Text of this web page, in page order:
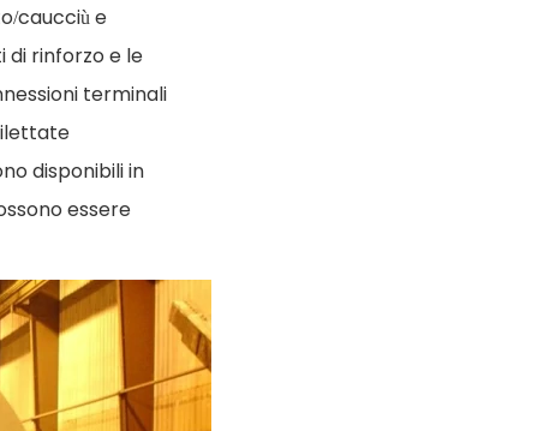
caucciù e
di rinforzo e le
terminali
disponibili in
essere